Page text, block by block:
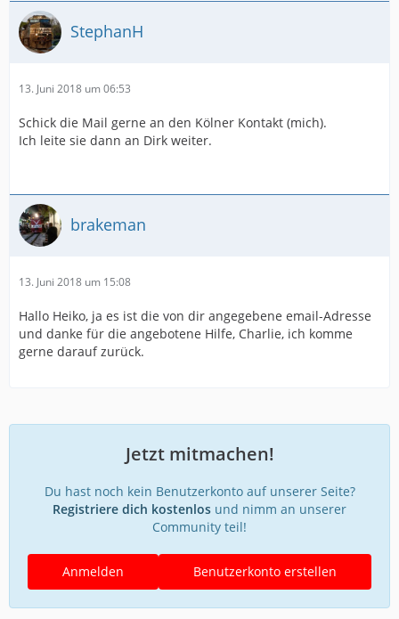
StephanH
13. Juni 2018 um 06:53
Schick die Mail gerne an den Kölner Kontakt (mich).
Ich leite sie dann an Dirk weiter.
brakeman
13. Juni 2018 um 15:08
Hallo Heiko, ja es ist die von dir angegebene email-Adresse
und danke für die angebotene Hilfe, Charlie, ich komme
gerne darauf zurück.
Jetzt mitmachen!
Du hast noch kein Benutzerkonto auf unserer Seite?
Registriere dich kostenlos und nimm an unserer
Community teil!
Benutzerkonto erstellen
Anmelden